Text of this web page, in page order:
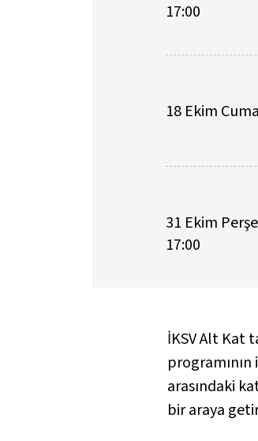
17:00
18 Ekim
31 Ekim
17:00
İKSV Alt Kat
arasındaki
bir araya